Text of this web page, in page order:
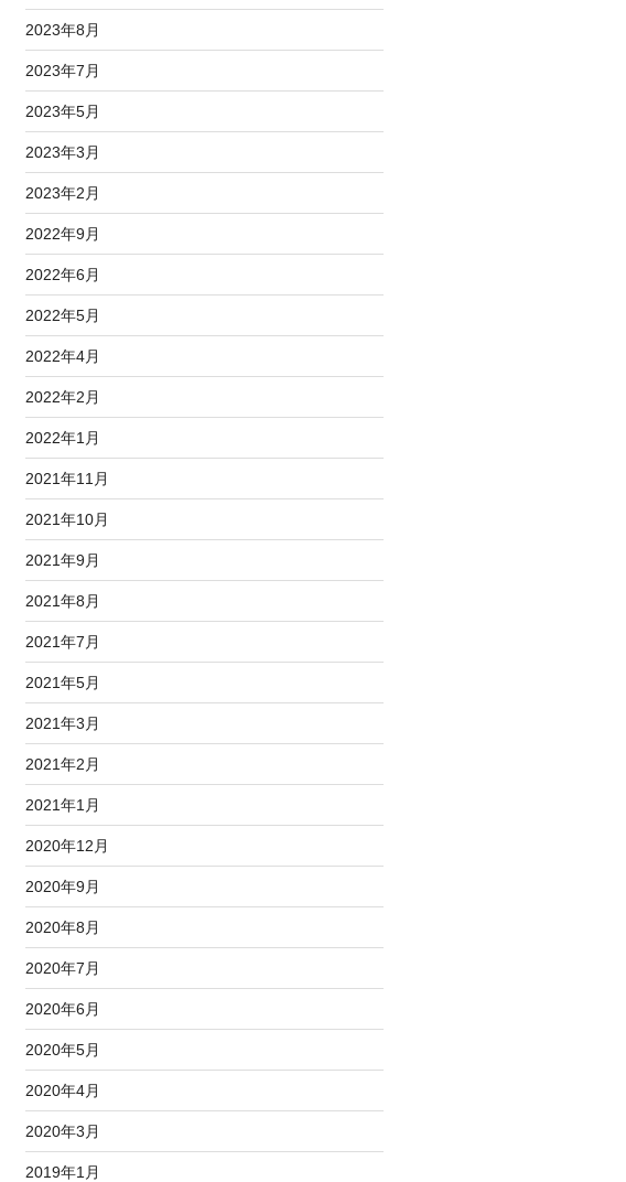
2023年8月
2023年7月
2023年5月
2023年3月
2023年2月
2022年9月
2022年6月
2022年5月
2022年4月
2022年2月
2022年1月
2021年11月
2021年10月
2021年9月
2021年8月
2021年7月
2021年5月
2021年3月
2021年2月
2021年1月
2020年12月
2020年9月
2020年8月
2020年7月
2020年6月
2020年5月
2020年4月
2020年3月
2019年1月